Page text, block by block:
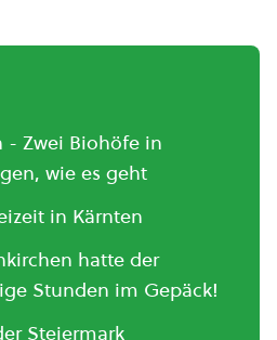
- Zwei Biohöfe in
wie es geht
in Kärnten
hatte der
Stunden im Gepäck!
Steiermark